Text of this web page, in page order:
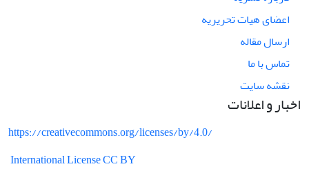
اعضای هیات تحریریه
ارسال مقاله
تماس با ما
نقشه سایت
اخبار و اعلانات
https://creativecommons.org/licenses/by/4.0/
International License CC BY